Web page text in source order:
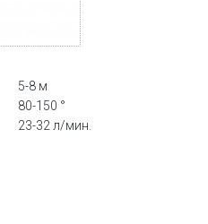
5-8 м
80-150 °
23-32 л/мин.